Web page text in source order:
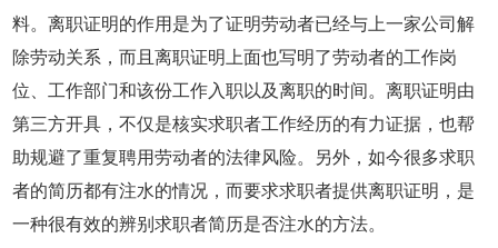
料。离职证明的作用是为了证明劳动者已经与上一家公司解
除劳动关系，而且离职证明上面也写明了劳动者的工作岗
位、工作部门和该份工作入职以及离职的时间。离职证明由
第三方开具，不仅是核实求职者工作经历的有力证据，也帮
助规避了重复聘用劳动者的法律风险。另外，如今很多求职
者的简历都有注水的情况，而要求求职者提供离职证明，是
一种很有效的辨别求职者简历是否注水的方法。